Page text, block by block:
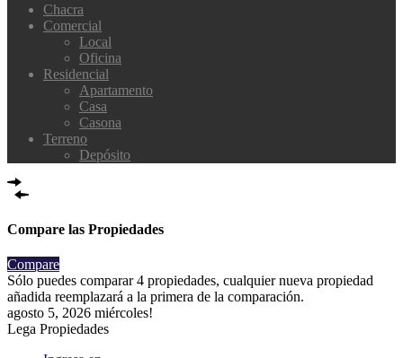
Chacra
Comercial
Local
Oficina
Residencial
Apartamento
Casa
Casona
Terreno
Depósito
Compare las Propiedades
Compare
Sólo puedes comparar 4 propiedades, cualquier nueva propiedad
añadida reemplazará a la primera de la comparación.
agosto 5, 2026 miércoles!
Lega Propiedades